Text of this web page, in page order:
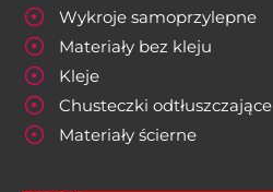
Wykroje samoprzylepne
Materiały bez kleju
Kleje
Chusteczki odtłuszczające
Materiały ścierne